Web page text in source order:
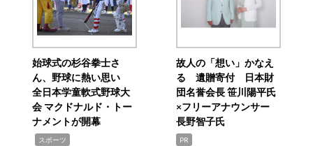
始球式の杉谷拳士さ
ん、野球に熱い思い
全日本学童軟式野球大
会 マクドナルド・トー
ナメントが開幕
スポーツ
故人の「想い」かなえ
る 遺贈寄付 日本財
団名誉会長 笹川陽平氏
×フリーアナウンサー
長野智子氏
PR